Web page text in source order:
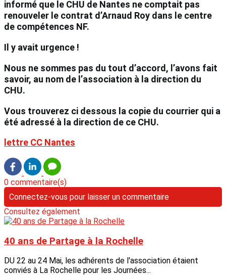
informé que le CHU de Nantes ne comptait pas
renouveler le contrat d’Arnaud Roy dans le centre
de compétences NF.
Il y avait urgence !
Nous ne sommes pas du tout d’accord, l’avons fait
savoir, au nom de l’association à la direction du
CHU.
Vous trouverez ci dessous la copie du courrier qui a
été adressé à la direction de ce CHU.
lettre CC Nantes
0 commentaire(s)
Connectez-vous pour laisser un commentaire
Consultez également
40 ans de Partage à la Rochelle
DU 22 au 24 Mai, les adhérents de l'association étaient
conviés à La Rochelle pour les Journées...